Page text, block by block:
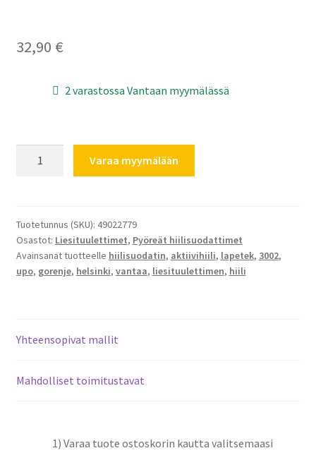
32,90 €
2 varastossa Vantaan myymälässä
aktiivihiisuodatin
190mm
määrä
Varaa myymälään
Tuotetunnus (SKU): 49022779
Osastot: Liesituulettimet, Pyöreät hiilisuodattimet
Avainsanat tuotteelle hiilisuodatin, aktiivihiili, lapetek, 3002,
upo, gorenje, helsinki, vantaa, liesituulettimen, hiili
Yhteensopivat mallit
Mahdolliset toimitustavat
1) Varaa tuote ostoskorin kautta valitsemaasi